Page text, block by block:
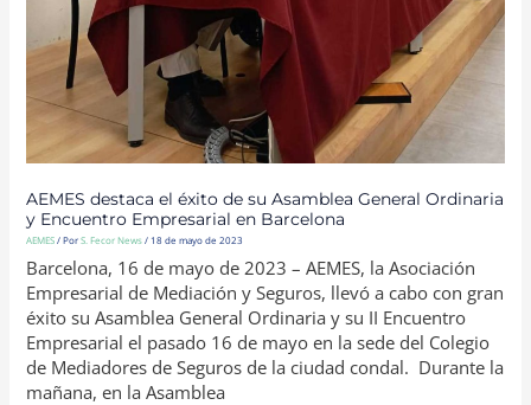
AEMES destaca el éxito de su Asamblea General Ordinaria
y Encuentro Empresarial en Barcelona
AEMES/ PorS. Fecor News/ 18 de mayo de 2023
Barcelona, 16 de mayo de 2023 – AEMES, la Asociación
Empresarial de Mediación y Seguros, llevó a cabo con gran
éxito su Asamblea General Ordinaria y su II Encuentro
Empresarial el pasado 16 de mayo en la sede del Colegio
de Mediadores de Seguros de la ciudad condal. Durante la
mañana, en la Asamblea